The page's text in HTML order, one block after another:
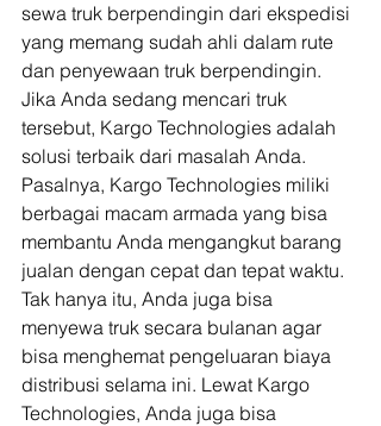
sewa truk berpendingin dari ekspedisi
yang memang sudah ahli dalam rute
dan penyewaan truk berpendingin.
Jika Anda sedang mencari truk
tersebut, Kargo Technologies adalah
solusi terbaik dari masalah Anda.
Pasalnya, Kargo Technologies miliki
berbagai macam armada yang bisa
membantu Anda mengangkut barang
jualan dengan cepat dan tepat waktu.
Tak hanya itu, Anda juga bisa
menyewa truk secara bulanan agar
bisa menghemat pengeluaran biaya
distribusi selama ini. Lewat Kargo
Technologies, Anda juga bisa